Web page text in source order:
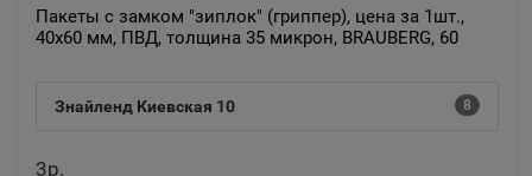
Пакеты с замком "зиплок" (гриппер), цена за 1шт.,
40х60 мм, ПВД, толщина 35 микрон, BRAUBERG, 60
Знайленд Киевская 10 8
3р.